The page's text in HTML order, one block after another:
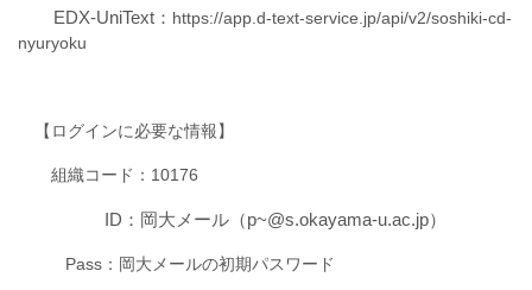
EDX-UniText： https://app.d-text-service.jp/api/v2/soshiki-cd-
nyuryoku
【ログインに必要な情報】
組織コード：10176
ID：岡大メール（p~@s.okayama-u.ac.jp）
Pass：岡大メールの初期パスワード